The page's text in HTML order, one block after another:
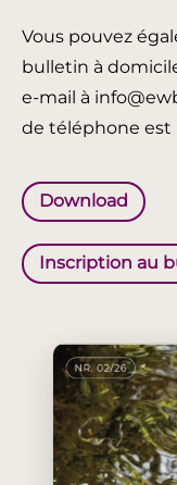
Vous pouvez
bulletin à
e-mail à
de téléphone est
Download
Inscription au